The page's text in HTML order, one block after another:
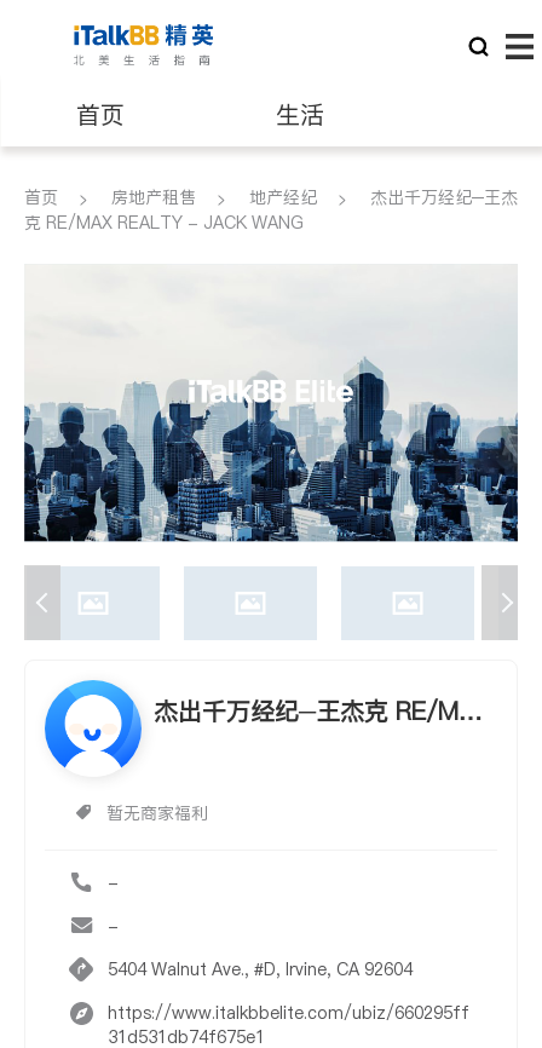
首页 生活
医生 律师
养老 非盈利组织
首页 房地产租售 地产经纪
杰出千万经纪─王杰
克 RE/MAX REALTY - JACK WANG
杰出千万经纪─王杰克 RE/MAX
暂无商家福利
-
-
5404 Walnut Ave., #D, Irvine, CA 92604
https://www.italkbbelite.com/ubiz/660295ff
31d531db74f675e1